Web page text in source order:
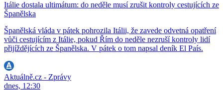
Itálie dostala ultimátum: do neděle musí zrušit kontroly cestujících ze
Španělska
Španělská vláda v pátek pohrozila Itálii, že zavede odvetná opatření
vůči cestujícím z Itálie, pokud Řím do neděle nezruší kontroly lidí
přijíždějících ze Španělska. V pátek o tom napsal deník El País.
Aktuálně.cz - Zprávy
dnes, 12:30